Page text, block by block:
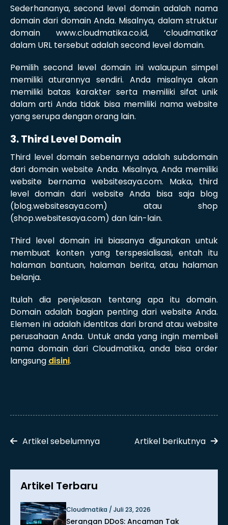
Sederhananya, second level domain adalah nama
domain dari domain Anda. Misalnya, dalam struktur
domain www.cloudmatika.co.id, ‘cloudmatika’
dalam URL tersebut adalah second level domain.
Pemilih second level domain ini walaupun simpel
memiliki aturannya sendiri. Anda misalnya akan
memiliki batas karakter serta memiliki sifat unik
dalam arti Anda tidak bisa memiliki nama website
yang serupa dengan orang lain.
3. Third Level Domain
Third level domain sebenarnya adalah subdomain
dari domain website Anda. Misalnya, Anda memiliki
website bernama websitesaya.com. Maka, third
level domain dari website Anda bisa saja blog
(blog.websitesaya.com) atau shop
(shop.websitesaya.com) dan lain-lain.
Third level domain ini biasanya digunakan untuk
membuat konten yang terspesialisasi, entah itu
halaman bantuan, halaman berita, atau halaman
belanja.
Itulah dia penjelasan tentang apa itu domain.
Domain adalah bagian penting dari website Anda.
Elemen ini adalah identitas dari brand atau website
perusahaan Anda. Untuk anda yang ingin membeli
nama domain dari Cloudmatika, anda bisa order
langsung disini.
Artikel sebelumnya Artikel berikutnya
Artikel Terbaru
Cloudmatika / Juli 23, 2026
Serangan DDoS: Ancaman Tak